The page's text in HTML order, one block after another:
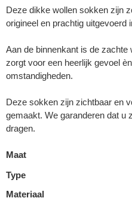
Deze dikke wollen sokken zijn
origineel en prachtig uitgevoerd
Aan de binnenkant is de
zorgt voor een heerlijk gevoel
omstandigheden.
Deze sokken zijn zichtbaar en
gemaakt. We garanderen dat u
dragen.
Maat
Type
Materiaal